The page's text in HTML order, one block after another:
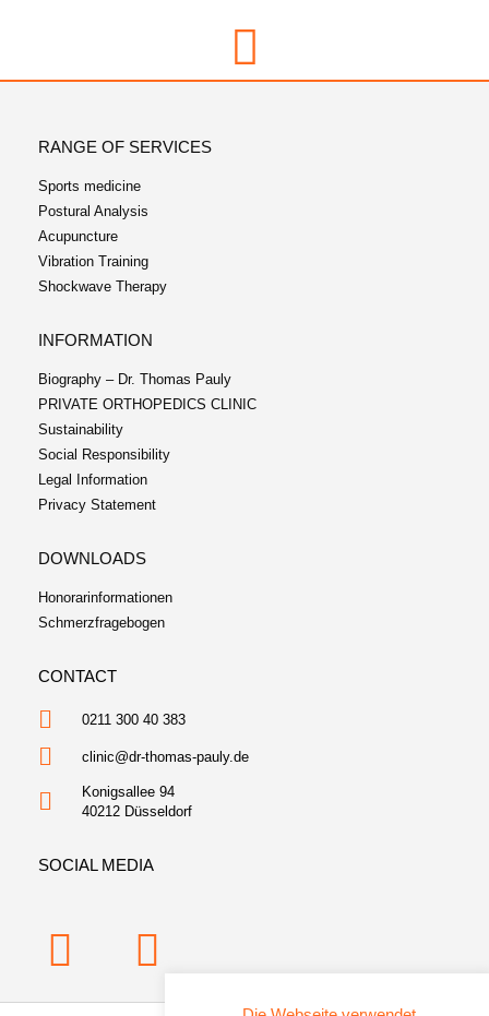
RANGE OF SERVICES
Sports medicine
Postural Analysis
Acupuncture
Vibration Training
Shockwave Therapy
INFORMATION
Biography – Dr. Thomas Pauly
PRIVATE ORTHOPEDICS CLINIC
Sustainability
Social Responsibility
Legal Information
Privacy Statement
DOWNLOADS
Honorarinformationen
Schmerzfragebogen
CONTACT
0211 300 40 383
clinic@dr-thomas-pauly.de
Konigsallee 94
40212 Düsseldorf
SOCIAL MEDIA